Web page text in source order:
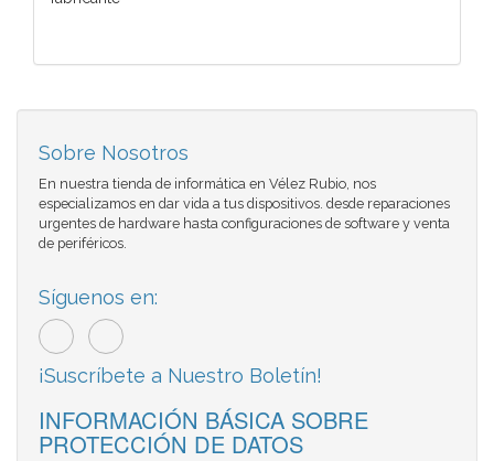
Sobre Nosotros
En nuestra tienda de informática en Vélez Rubio, nos
especializamos en dar vida a tus dispositivos. desde reparaciones
urgentes de hardware hasta configuraciones de software y venta
de periféricos.
Síguenos en:
¡Suscríbete a Nuestro Boletín!
INFORMACIÓN BÁSICA SOBRE
PROTECCIÓN DE DATOS